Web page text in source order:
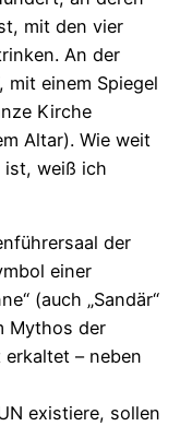
mit den vier
An der
mit einem Spiegel
Kirche
Altar). Wie weit
ist, weiß ich
der
einer
(auch „Sandär“
Mythos der
erkaltet – neben
existiere, sollen